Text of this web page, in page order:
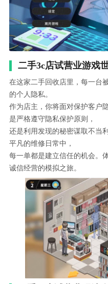
二手3c店试营业游戏
在这家二手回收店里，每一台
的个人隐私。
作为店主，你将面对保护客
是严格遵守隐私保护原则，
还是利用发现的秘密谋取不当
平凡的维修日常中，
每一单都是建立信任的机会。
诚信经营的模拟之旅。